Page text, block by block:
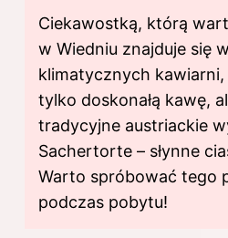
Ciekawostką, którą
w Wiedniu znajduje się
klimatycznych
tylko doskonałą kawę,
tradycyjne austriackie
Sachertorte – słynne
Warto spróbować tego
podczas pobytu!